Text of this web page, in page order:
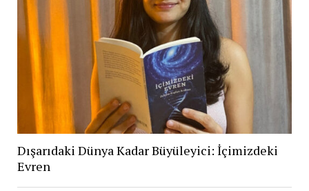
Dışarıdaki Dünya Kadar Büyüleyici: İçimizdeki
Evren